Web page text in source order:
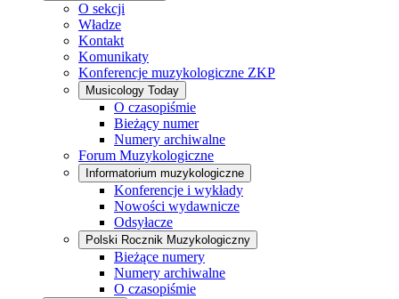
O sekcji
Władze
Kontakt
Komunikaty
Konferencje muzykologiczne ZKP
Musicology Today
O czasopiśmie
Bieżący numer
Numery archiwalne
Forum Muzykologiczne
Informatorium muzykologiczne
Konferencje i wykłady
Nowości wydawnicze
Odsyłacze
Polski Rocznik Muzykologiczny
Bieżące numery
Numery archiwalne
O czasopiśmie